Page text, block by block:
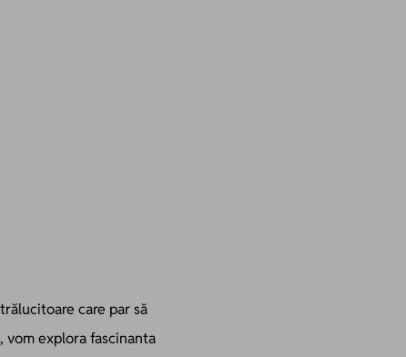
care par să
explora fascinanta